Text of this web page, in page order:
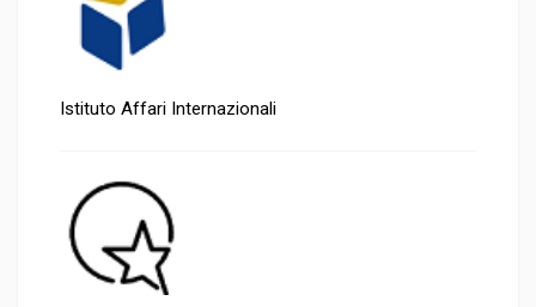
Istituto Affari Internazionali